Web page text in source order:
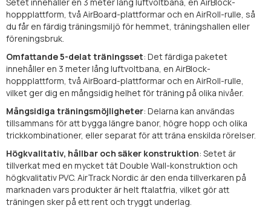
hoppplattform, två AirBoard-plattformar och en AirRoll-rulle, så
du får en färdig träningsmiljö för hemmet, träningshallen eller
föreningsbruk.
Omfattande 5-delat träningsset: Det färdiga paketet
innehåller en 3 meter lång luftvoltbana, en AirBlock-
hoppplattform, två AirBoard-plattformar och en AirRoll-rulle,
vilket ger dig en mångsidig helhet för träning på olika nivåer.
Mångsidiga träningsmöjligheter: Delarna kan användas
tillsammans för att bygga längre banor, högre hopp och olika
trickkombinationer, eller separat för att träna enskilda rörelser.
Högkvalitativ, hållbar och säker konstruktion: Setet är
tillverkat med en mycket tät Double Wall-konstruktion och
högkvalitativ PVC. AirTrack Nordic är den enda tillverkaren på
marknaden vars produkter är helt ftalatfria, vilket gör att
träningen sker på ett rent och tryggt underlag.